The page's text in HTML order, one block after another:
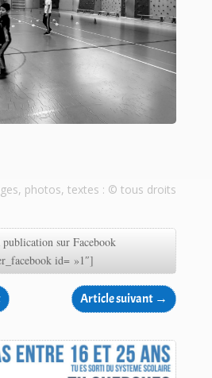
photos, textes : © tous droits
publication sur Facebook
id= »1″]
Article suivant →